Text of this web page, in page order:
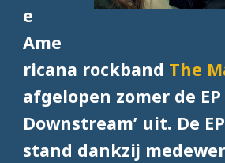
e
Ame
ricana rockband The
afgelopen zomer de EP
Downstream’ uit. De
stand dankzij